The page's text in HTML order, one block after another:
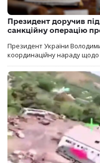
Президент доручив
санкційну операцію
Президент України
координаційну нараду щодо